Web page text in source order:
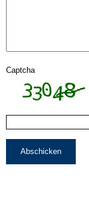
Captcha
Abschicken